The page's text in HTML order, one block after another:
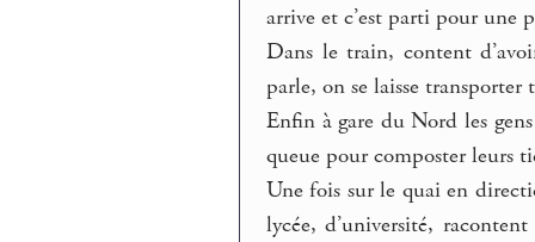
arrive et c’est parti pour une
Dans le train, content
parle, on se laisse
Enfin à gare du Nord les
queue pour composter leurs
Une fois sur le quai en
lycée, d’université,